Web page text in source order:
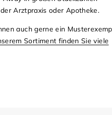
Arztpraxis oder Apotheke.
auch gerne ein
Sortiment finden Sie viele